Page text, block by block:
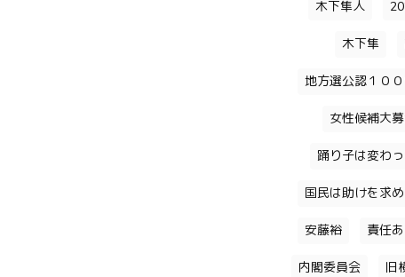
木下隼人
木下隼
地方選公認１０
女性候補大
踊り子は変わ
国民は助けを求
安藤裕 責任
内閣委員会 旧